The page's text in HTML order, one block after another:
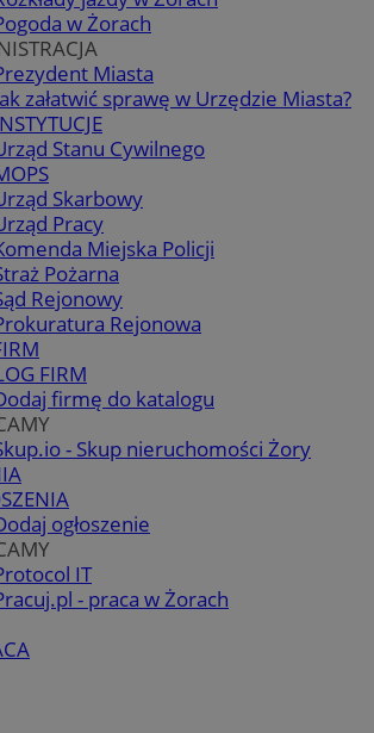
w Żorach
Miasta
załatwić sprawę w Urzędzie Miasta?
Stanu Cywilnego
Skarbowy
Pracy
Miejska Policji
Pożarna
Rejonowy
Rejonowa
FIRM
firmę do katalogu
- Skup nieruchomości Żory
ogłoszenie
IT
- praca w Żorach